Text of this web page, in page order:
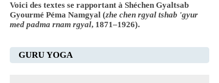
Voici des textes se rapportant à Shéchen Gyaltsab
Gyourmé Péma Namgyal (zhe chen rgyal tshab 'gyur
med padma rnam rgyal, 1871–1926).
GURU YOGA